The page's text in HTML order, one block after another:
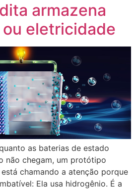
armazena
eletricidade
as baterias de estado
não chegam, um protótipo
chamando a atenção porque
Ela usa hidrogênio. É a